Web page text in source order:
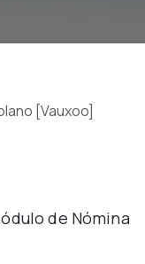
[Vauxoo]
de Nómina